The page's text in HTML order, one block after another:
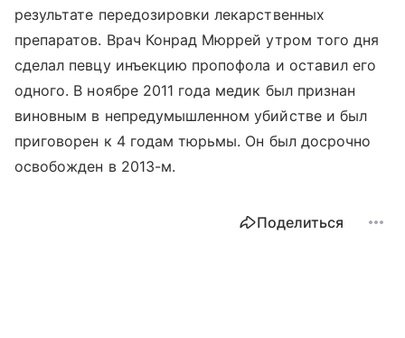
результате передозировки лекарственных
препаратов. Врач Конрад Мюррей утром того дня
сделал певцу инъекцию пропофола и оставил его
одного. В ноябре 2011 года медик был признан
виновным в непредумышленном убийстве и был
приговорен к 4 годам тюрьмы. Он был досрочно
освобожден в 2013-м.
Поделиться